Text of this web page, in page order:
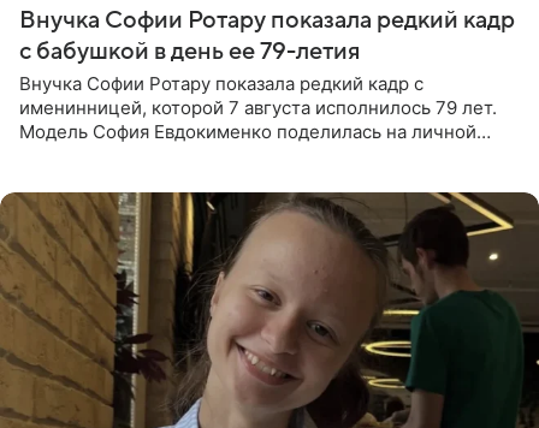
Внучка Софии Ротару показала редкий кадр
с бабушкой в день ее 79-летия
Внучка Софии Ротару показала редкий кадр с
именинницей, которой 7 августа исполнилось 79 лет.
Модель София Евдокименко поделилась на личной